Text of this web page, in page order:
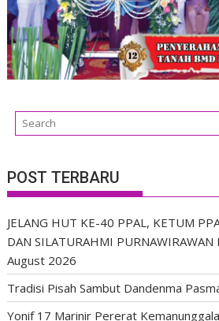
POST TERBARU
JELANG HUT KE-40 PPAL, KETUM
DAN SILATURAHMI
August 2026
Tradisi Pisah Sambut Dandenma
Yonif 17 Marinir Pererat